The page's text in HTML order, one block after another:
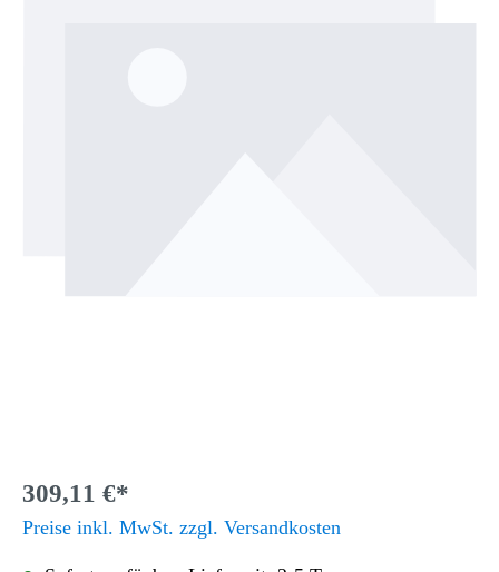
309,11 €*
Preise inkl. MwSt. zzgl. Versandkosten